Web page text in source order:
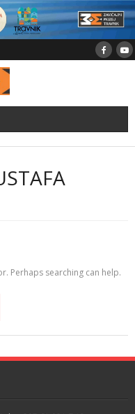
Perhaps searching can help.